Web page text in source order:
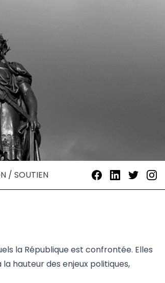
/ SOUTIEN
la République est confrontée. Elles
hauteur des enjeux politiques,